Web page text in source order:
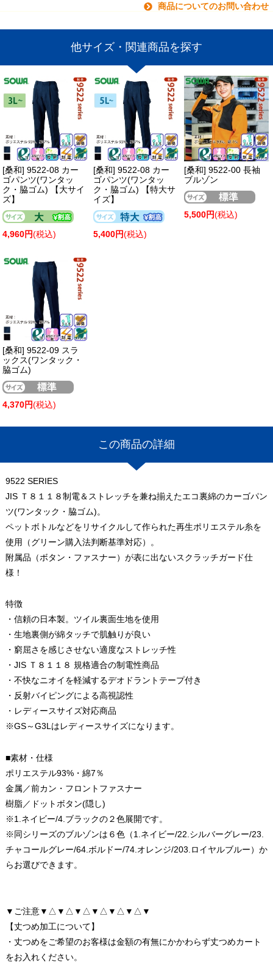
商品についてのお問い合わせ
他サイズ・関連商品を探す
[桑和] 9522-08 カー
ゴパンツ(ワンタッ
ク・脇ゴム) 【大サイ
ズ】
4,960円(税込)
[桑和] 9522-08 カー
ゴパンツ(ワンタッ
ク・脇ゴム) 【特大サ
イズ】
5,400円(税込)
[桑和] 9522-00 長袖
ブルゾン
5,500円(税込)
[桑和] 9522-09 スラ
ックス(ワンタック・
脇ゴム)
4,370円(税込)
この商品の詳細
9522 SERIES
JIS Ｔ８１１８制電＆ストレッチを兼ね揃えたエコ裏綿のカーゴパン
ツ(ワンタック・脇ゴム)。
ペットボトルなどをリサイクルして作られた再生ポリエステル糸を
使用（グリーン購入法判断基準対応）。
附属品（ボタン・ファスナー）が表に出ないスクラッチガード仕
様！
特徴
・信頼の日本製。ツイル裏面生地を使用
・生地裏側が綿タッチで肌触りが良い
・窮屈さを感じさせない適度なストレッチ性
・JIS Ｔ８１１８ 規格適合の制電性商品
・不快なニオイを軽減するデオドラントテープ付き
・反射バイピングによる高視認性
・レディースサイズ対応商品
※GS～G3Lはレディースサイズになります。
■素材・仕様
ポリエステル93%・綿7％
金属／前カン・フロントファスナー
樹脂／ドットボタン(隠し)
※1.ネイビー/4.ブラックの２色展開です。
※同シリーズのブルゾンは６色（1.ネイビー/22.シルバーグレー/23.
チャコールグレー/64.ボルドー/74.オレンジ/203.ロイヤルブルー）か
らお選びできます。
▼ご注意▼△▼△▼△▼△▼△▼△▼
【丈つめ加工について】
・丈つめをご希望のお客様は金額の有無にかかわらず丈つめカート
をお入れください。